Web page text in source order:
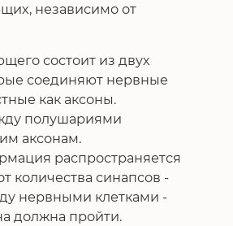
независимо от
состоит из двух
соединяют нервные
как аксоны.
полушариями
аксонам.
распространяется
количества синапсов -
нервными клетками -
должна пройти.